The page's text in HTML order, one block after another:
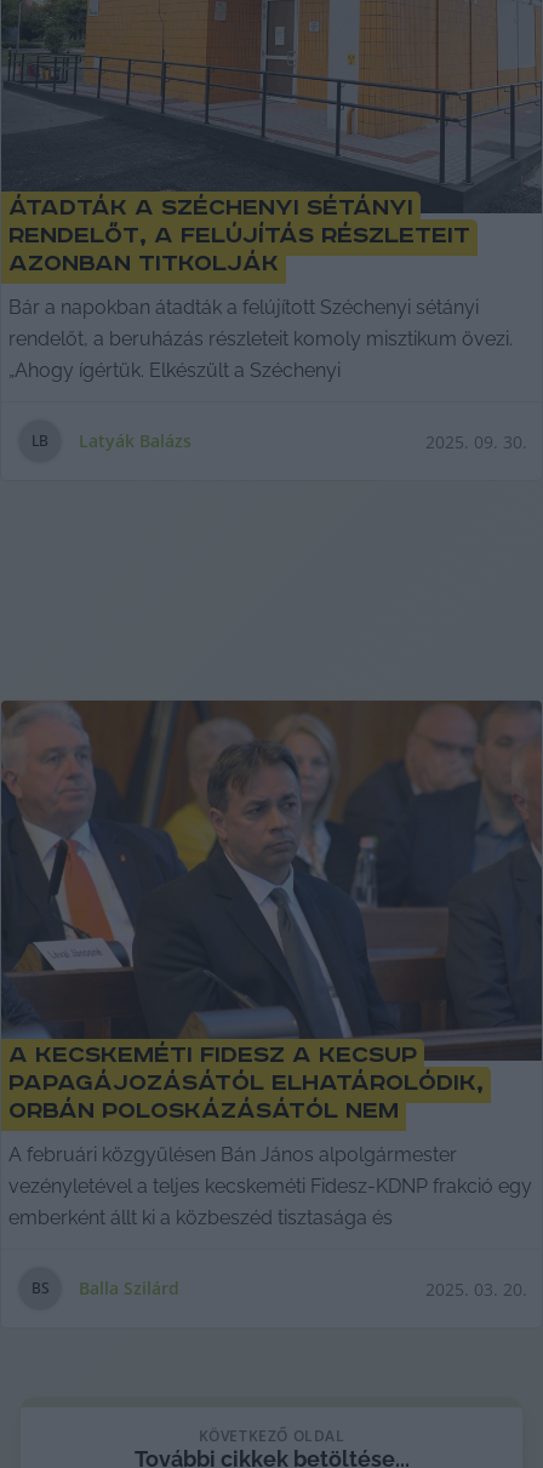
Átadták a Széchenyi sétányi
rendelőt, a felújítás részleteit
azonban titkolják
Bár a napokban átadták a felújított Széchenyi sétányi
rendelőt, a beruházás részleteit komoly misztikum övezi.
„Ahogy ígértük. Elkészült a Széchenyi
LB Latyák Balázs 2025. 09. 30.
A kecskeméti Fidesz a KecsUP
papagájozásától elhatárolódik,
Orbán poloskázásától nem
A februári közgyűlésen Bán János alpolgármester
vezényletével a teljes kecskeméti Fidesz-KDNP frakció egy
emberként állt ki a közbeszéd tisztasága és
BS Balla Szilárd 2025. 03. 20.
KÖVETKEZŐ OLDAL
További cikkek betöltése...